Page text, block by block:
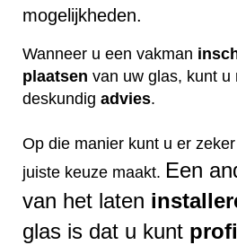
mogelijkheden.
Wanneer u een vakman
plaatsen van uw glas, kunt u
deskundig advies.
Op die manier kunt u er
juiste keuze maakt. Een
van het laten
glas is dat u kunt